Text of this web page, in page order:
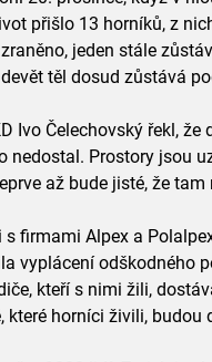
přišlo 13 horníků, z
jeden stále
těl dosud zůstává
Ivo Čelechovský řekl,
nedostal. Prostory jsou
až bude jisté, že
firmami Alpex a
vyplácení odškodného
kteří s nimi žili,
horníci živili, budou